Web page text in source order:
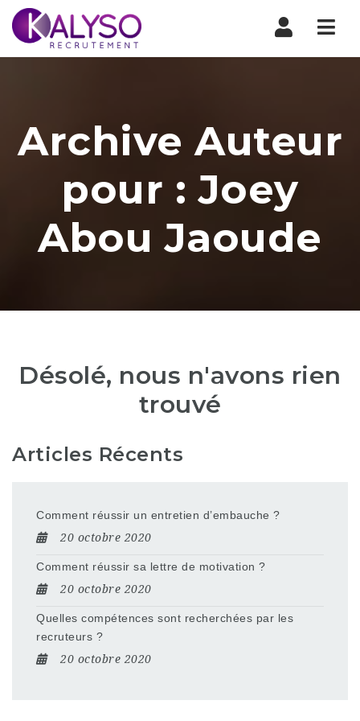
Archive Auteur
pour : Joey
Abou Jaoude
Désolé, nous n'avons rien
trouvé
Articles Récents
Comment réussir un entretien d’embauche ?
20 octobre 2020
Comment réussir sa lettre de motivation ?
20 octobre 2020
Quelles compétences sont recherchées par les
recruteurs ?
20 octobre 2020